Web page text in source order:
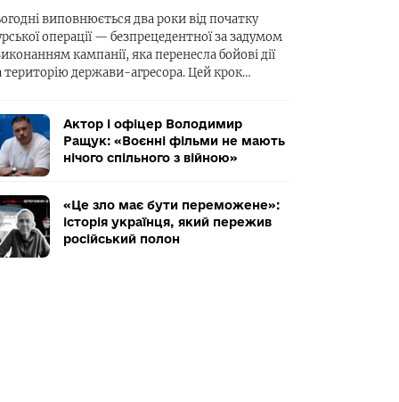
виповнюється два роки від початку
операції — безпрецедентної за задумом
кампанії, яка перенесла бойові дії
територію держави-агресора. Цей крок…
Актор і офіцер Володимир
Ращук: «Воєнні фільми не мають
нічого спільного з війною»
«Це зло має бути переможене»:
історія українця, який пережив
російський полон